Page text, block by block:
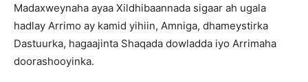
Madaxweynaha ayaa Xildhibaannada sigaar ah ugala
hadlay Arrimo ay kamid yihiin, Amniga, dhameystirka
Dastuurka, hagaajinta Shaqada dowladda iyo Arrimaha
doorashooyinka.